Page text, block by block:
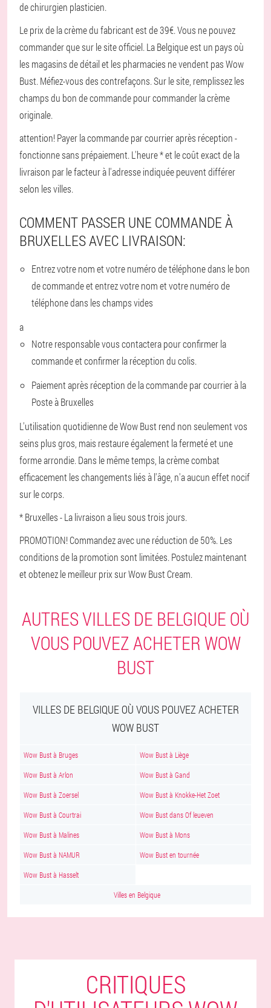
de chirurgien plasticien.
Le prix de la crème du fabricant est de 39€. Vous ne pouvez
commander que sur le site officiel. La Belgique est un pays où
les magasins de détail et les pharmacies ne vendent pas Wow
Bust. Méfiez-vous des contrefaçons. Sur le site, remplissez les
champs du bon de commande pour commander la crème
originale.
attention! Payer la commande par courrier après réception -
fonctionne sans prépaiement. L'heure * et le coût exact de la
livraison par le facteur à l'adresse indiquée peuvent différer
selon les villes.
COMMENT PASSER UNE COMMANDE À
BRUXELLES AVEC LIVRAISON:
Entrez votre nom et votre numéro de téléphone dans le bon
de commande et entrez votre nom et votre numéro de
téléphone dans les champs vides
a
Notre responsable vous contactera pour confirmer la
commande et confirmer la réception du colis.
Paiement après réception de la commande par courrier à la
Poste à Bruxelles
L'utilisation quotidienne de Wow Bust rend non seulement vos
seins plus gros, mais restaure également la fermeté et une
forme arrondie. Dans le même temps, la crème combat
efficacement les changements liés à l'âge, n'a aucun effet nocif
sur le corps.
* Bruxelles - La livraison a lieu sous trois jours.
PROMOTION! Commandez avec une réduction de 50%. Les
conditions de la promotion sont limitées. Postulez maintenant
et obtenez le meilleur prix sur Wow Bust Cream.
AUTRES VILLES DE BELGIQUE OÙ
VOUS POUVEZ ACHETER WOW
BUST
VILLES DE BELGIQUE OÙ VOUS POUVEZ ACHETER
WOW BUST
Wow Bust à Bruges Wow Bust à Liège
Wow Bust à Arlon Wow Bust à Gand
Wow Bust à Zoersel Wow Bust à Knokke-Het Zoet
Wow Bust à Courtrai Wow Bust dans Of leueven
Wow Bust à Malines Wow Bust à Mons
Wow Bust à NAMUR Wow Bust en tournée
Wow Bust à Hasselt
Villes en Belgique
CRITIQUES